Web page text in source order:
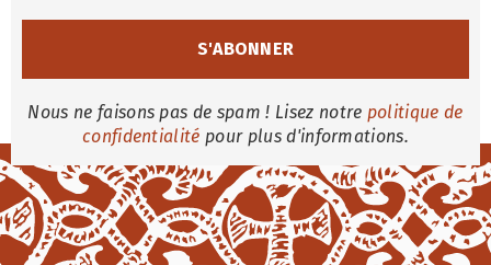
Nous ne faisons pas de spam ! Lisez notre politique de
confidentialité pour plus d'informations.